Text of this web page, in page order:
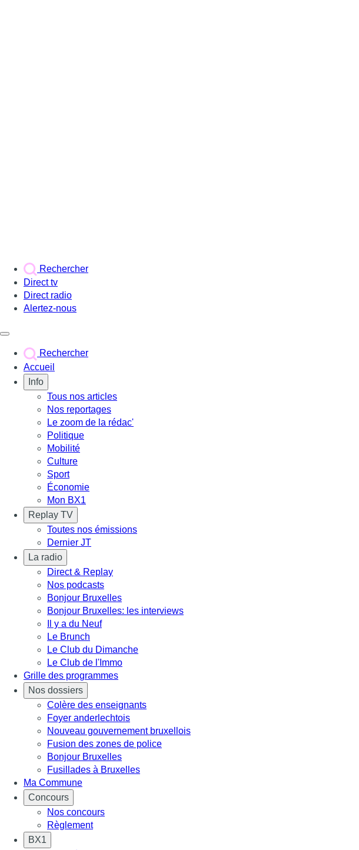
Rechercher
Direct tv
Direct radio
Alertez-nous
Rechercher
Accueil
Info
Tous nos articles
Nos reportages
Le zoom de la rédac'
Politique
Mobilité
Culture
Sport
Économie
Mon BX1
Replay TV
Toutes nos émissions
Dernier JT
La radio
Direct & Replay
Nos podcasts
Bonjour Bruxelles
Bonjour Bruxelles: les interviews
Il y a du Neuf
Le Brunch
Le Club du Dimanche
Le Club de l'Immo
Grille des programmes
Nos dossiers
Colère des enseignants
Foyer anderlechtois
Nouveau gouvernement bruxellois
Fusion des zones de police
Bonjour Bruxelles
Fusillades à Bruxelles
Ma Commune
Concours
Nos concours
Règlement
BX1